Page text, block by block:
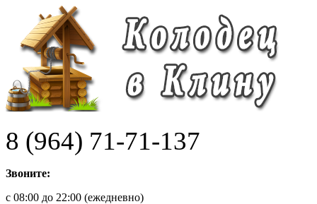
8 (964) 71-71-137
Звоните:
с 08:00 до 22:00 (ежедневно)